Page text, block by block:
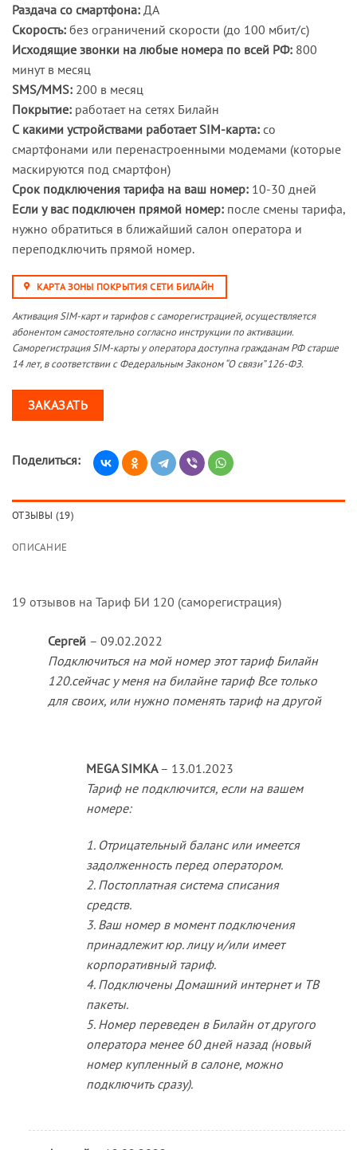
Раздача со смартфона: ДА
Скорость: без ограничений скорости (до 100 мбит/с)
Исходящие звонки на любые номера по всей РФ: 800
минут в месяц
SMS/MMS: 200 в месяц
Покрытие: работает на сетях Билайн
С какими устройствами работает SIM-карта: со
смартфонами или перенастроенными модемами (которые
маскируются под смартфон)
Срок подключения тарифа на ваш номер: 10-30 дней
Если у вас подключен прямой номер: после смены тарифа,
нужно обратиться в ближайший салон оператора и
переподключить прямой номер.
КАРТА ЗОНЫ ПОКРЫТИЯ СЕТИ БИЛАЙН
Активация SIM-карт и тарифов с саморегистрацией, осуществляется
абонентом самостоятельно согласно инструкции по активации.
Саморегистрация SIM-карты у оператора доступна гражданам РФ старше
14 лет, в соответствии с Федеральным Законом “О связи” 126-ФЗ.
ЗАКАЗАТЬ
Поделиться:
ОТЗЫВЫ (19)
ОПИСАНИЕ
19 отзывов на Тариф БИ 120 (саморегистрация)
Сергей – 09.02.2022
Подключиться на мой номер этот тариф Билайн
120.сейчас у меня на билайне тариф Все только
для своих, или нужно поменять тариф на другой
MEGA SIMKA – 13.01.2023
Тариф не подключится, если на вашем
номере:
1. Отрицательный баланс или имеется
задолженность перед оператором.
2. Постоплатная система списания
средств.
3. Ваш номер в момент подключения
принадлежит юр. лицу и/или имеет
корпоративный тариф.
4. Подключены Домашний интернет и ТВ
пакеты.
5. Номер переведен в Билайн от другого
оператора менее 60 дней назад (новый
номер купленный в салоне, можно
подключить сразу).